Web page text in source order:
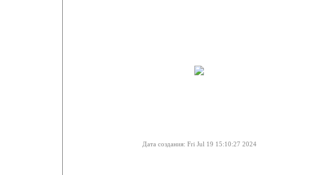
Дата создания: Fri Jul 19 15:10:27 2024